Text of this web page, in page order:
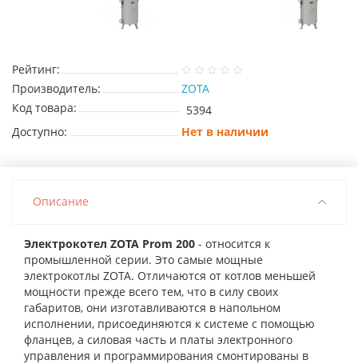
Рейтинг:
Производитель:
ZOTA
Код товара:
5394
Доступно:
Нет в наличии
Описание
Электрокотел ZOTA Prom 200 - относится к
промышленной серии. Это самые мощные
электрокотлы ZOTA. Отличаются от котлов меньшей
мощности прежде всего тем, что в силу своих
габаритов, они изготавливаются в напольном
исполнении, присоединяются к системе с помощью
фланцев, а силовая часть и платы электронного
управления и программирования смонтированы в